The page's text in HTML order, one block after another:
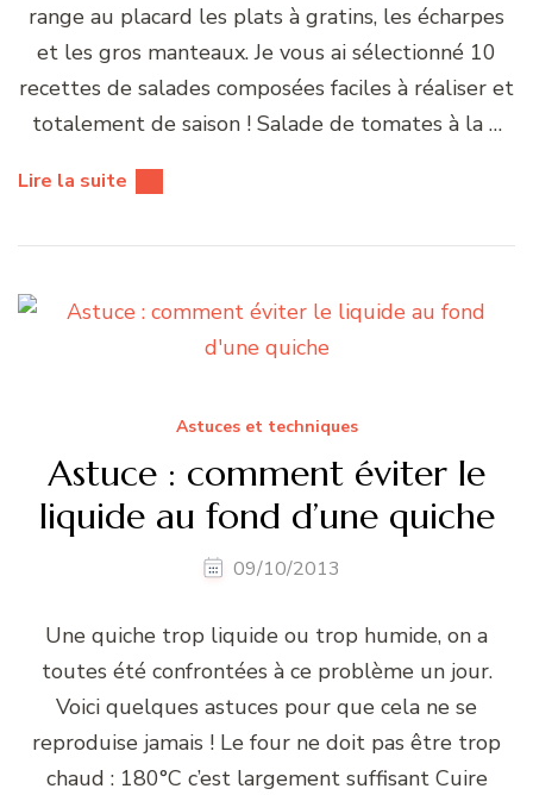
range au placard les plats à gratins, les écharpes
et les gros manteaux. Je vous ai sélectionné 10
recettes de salades composées faciles à réaliser et
totalement de saison ! Salade de tomates à la …
Lire la suite
Astuces et techniques
Astuce : comment éviter le
liquide au fond d’une quiche
09/10/2013
Une quiche trop liquide ou trop humide, on a
toutes été confrontées à ce problème un jour.
Voici quelques astuces pour que cela ne se
reproduise jamais ! Le four ne doit pas être trop
chaud : 180°C c’est largement suffisant Cuire